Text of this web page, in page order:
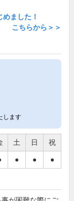
めました！
こちらから＞＞
します
土 日 祝
● ● ●